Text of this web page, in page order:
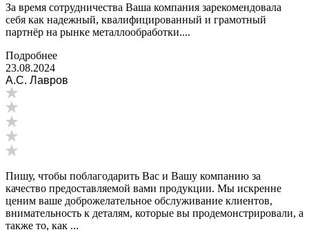
За время сотрудничества Ваша компания зарекомендовала
себя как надежный, квалифицированный и грамотный
партнёр на рынке металлообработки....
Подробнее
23.08.2024
А.С. Лавров
Пишу, чтобы поблагодарить Вас и Вашу компанию за
качество предоставляемой вами продукции. Мы искренне
ценим ваше доброжелательное обслуживание клиентов,
внимательность к деталям, которые вы продемонстрировали, а
также то, как ...